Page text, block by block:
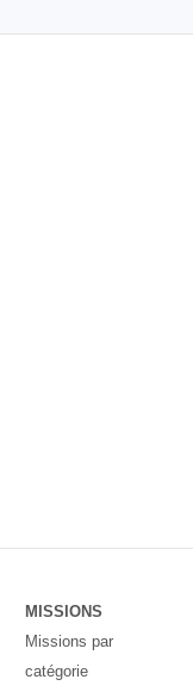
MISSIONS
Missions par
catégorie